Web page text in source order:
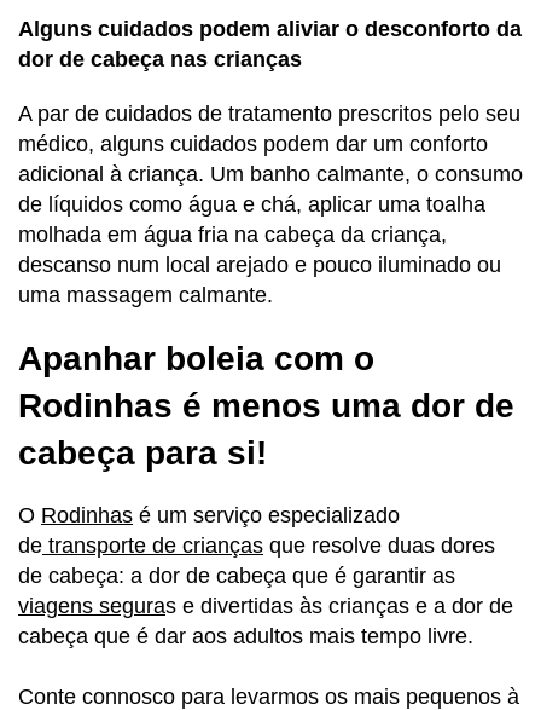
Alguns cuidados podem aliviar o desconforto da
dor de cabeça nas crianças
A par de cuidados de tratamento prescritos pelo seu
médico, alguns cuidados podem dar um conforto
adicional à criança. Um banho calmante, o consumo
de líquidos como água e chá, aplicar uma toalha
molhada em água fria na cabeça da criança,
descanso num local arejado e pouco iluminado ou
uma massagem calmante.
Apanhar boleia com o
Rodinhas é menos uma dor de
cabeça para si!
O Rodinhas é um serviço especializado
de transporte de crianças que resolve duas dores
de cabeça: a dor de cabeça que é garantir as
viagens seguras e divertidas às crianças e a dor de
cabeça que é dar aos adultos mais tempo livre.
Conte connosco para levarmos os mais pequenos à